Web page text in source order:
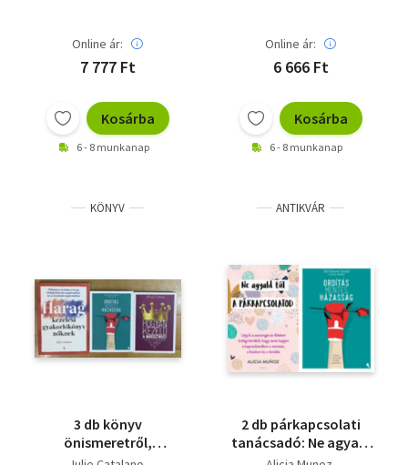
házasság
Online ár:
7 777 Ft
Kosárba
6 - 8 munkanap
Online ár:
6 666 Ft
Kosárba
6 - 8 munkanap
KÖNYV
3 db könyv
önismeretről,
párkapcsolatról,
ANTIKVÁR
2 db párkapcsolati
tanácsadó: Ne agyald
túl a párkapcsolatod -